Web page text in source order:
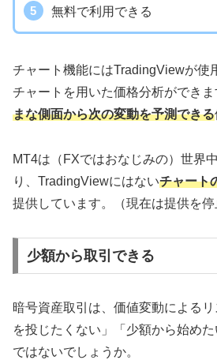
無料で利用できる
チャート機能にはTradingViewが使
チャートを用いた価格分析ができ
まな側面から次の変動を予測できる
MT4は（FXではおなじみの）世界
り、TradingViewにはないチャート
提供しています。（現在は提供を停
少額から取引できる
暗号資産取引は、価値変動による
を投じたくない」「少額から始め
ではないでしょうか。